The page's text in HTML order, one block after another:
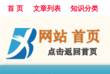
首 页 文章列表 知识分类